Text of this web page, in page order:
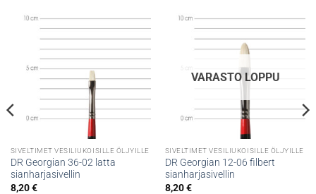
SIVELTIMET VESILIUKOISILLE ÖLJYILLE
DR Georgian 36-02 latta
sianharjasivellin
8,20€
VARASTO LOPPU
SIVELTIMET VESILIUKOISILLE ÖLJYILLE
DR Georgian 12-06 filbert
sianharjasivellin
8,20€